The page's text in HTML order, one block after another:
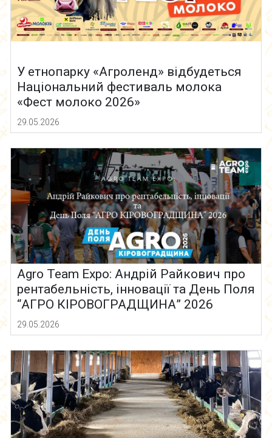
У етнопарку «Агроленд» відбудеться
Національний фестиваль молока
«Фест молоко 2026»
29.05.2026
Agro Team Expo: Андрій Райкович про
рентабельність, інновації та День Поля
“АГРО КІРОВОГРАДЩИНА” 2026
29.05.2026